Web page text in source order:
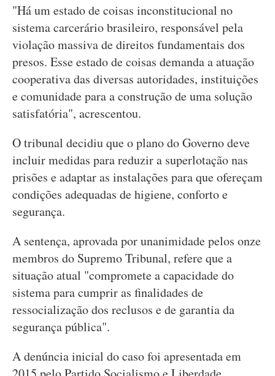
"Há um estado de coisas inconstitucional no
sistema carcerário brasileiro, responsável pela
violação massiva de direitos fundamentais dos
presos. Esse estado de coisas demanda a atuação
cooperativa das diversas autoridades, instituições
e comunidade para a construção de uma solução
satisfatória", acrescentou.
O tribunal decidiu que o plano do Governo deve
incluir medidas para reduzir a superlotação nas
prisões e adaptar as instalações para que ofereçam
condições adequadas de higiene, conforto e
segurança.
A sentença, aprovada por unanimidade pelos onze
membros do Supremo Tribunal, refere que a
situação atual "compromete a capacidade do
sistema para cumprir as finalidades de
ressocialização dos reclusos e de garantia da
segurança pública".
A denúncia inicial do caso foi apresentada em